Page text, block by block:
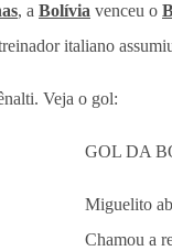
, a Bolívia venceu o
italiano
Veja o gol:
GOL DA
Miguelito
Chamou a